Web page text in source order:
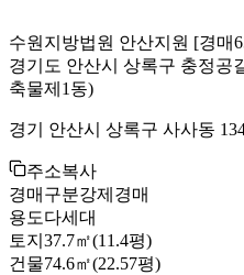
수원지방법원 안산지원 [경매
경기도 안산시 상록구 충정공
축물제1동)
경기 안산시 상록구 사사동
주소복사
경매구분강제경매
용도다세대
토지 37.7㎡(11.4평)
건물74.6㎡(22.57평)